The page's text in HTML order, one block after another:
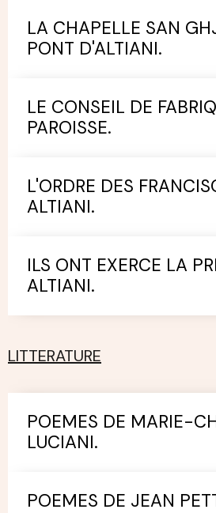
LA CHAPELLE SAN
PONT D'ALTIANI.
LE CONSEIL DE
PAROISSE.
L'ORDRE DES
ALTIANI.
ILS ONT EXERCE LA
ALTIANI.
LITTERATURE
POEMES DE MARIE-
LUCIANI.
POEMES DE JEAN